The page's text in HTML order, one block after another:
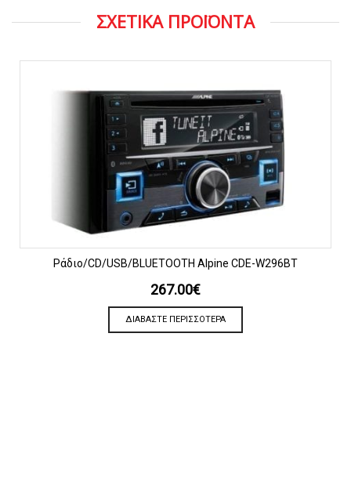
ΣΧΕΤΙΚΑ ΠΡΟΪΟΝΤΑ
Ράδιο/CD/USB/BLUETOOTH Alpine CDE-W296BT
267.00€
ΔΙΑΒΆΣΤΕ ΠΕΡΙΣΣΌΤΕΡΑ